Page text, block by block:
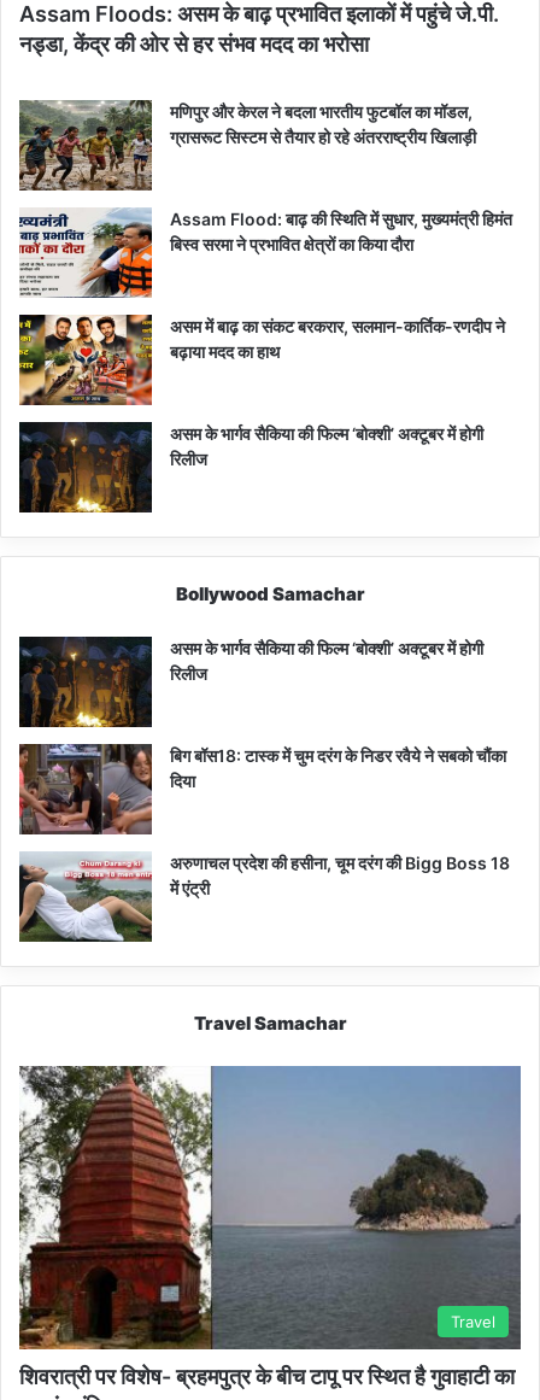
Assam Floods: असम के बाढ़ प्रभावित इलाकों में पहुंचे जे.पी.
नड्डा, केंद्र की ओर से हर संभव मदद का भरोसा
मणिपुर और केरल ने बदला भारतीय फुटबॉल का मॉडल,
ग्रासरूट सिस्टम से तैयार हो रहे अंतरराष्ट्रीय खिलाड़ी
Assam Flood: बाढ़ की स्थिति में सुधार, मुख्यमंत्री हिमंत
बिस्व सरमा ने प्रभावित क्षेत्रों का किया दौरा
असम में बाढ़ का संकट बरकरार, सलमान-कार्तिक-रणदीप ने
बढ़ाया मदद का हाथ
असम के भार्गव सैकिया की फिल्म ‘बोक्शी’ अक्टूबर में होगी
रिलीज
Bollywood Samachar
असम के भार्गव सैकिया की फिल्म ‘बोक्शी’ अक्टूबर में होगी
रिलीज
बिग बॉस18: टास्क में चुम दरंग के निडर रवैये ने सबको चौंका
दिया
अरुणाचल प्रदेश की हसीना, चूम दरंग की Bigg Boss 18
में एंट्री
Travel Samachar
Travel
शिवरात्री पर विशेष- ब्रहमपुत्र के बीच टापू पर स्थित है गुवाहाटी का